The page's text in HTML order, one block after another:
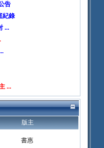
告
紀錄
...
...
版主
書惠